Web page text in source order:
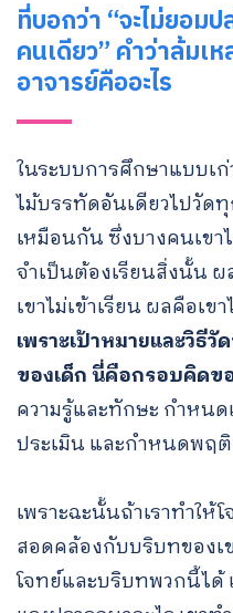
ที่บอกว่า “จะไม่ยอม
คนเดียว” คําว่าล้มเ
อาจารย์คืออะไร
ในระบบการศึกษาแบบเก่
ไม้บรรทัดอันเดียวไปวัด
เหมือนกัน ซึ่งบางคนเขา
จำเป็นต้องเรียนสิ่งนั้น
เขาไม่เข้าเรียน ผลคือเข
เพราะเป้าหมายและวิธี
ของเด็ก นี่คือกรอบคิดข
ความรู้และทักษะ กำหน
ประเมิน และกำหนดพฤติ
เพราะฉะนั้นถ้าเราทำใ
สอดคล้องกับบริบทของเ
โจทย์และบริบทพวกนี้ได้